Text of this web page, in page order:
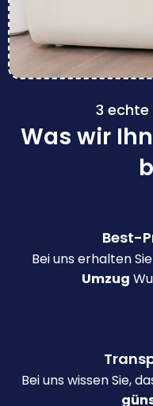
3 echte
Was wir
Best-
Bei uns erhalten
Umzug
Bei uns wissen Sie,